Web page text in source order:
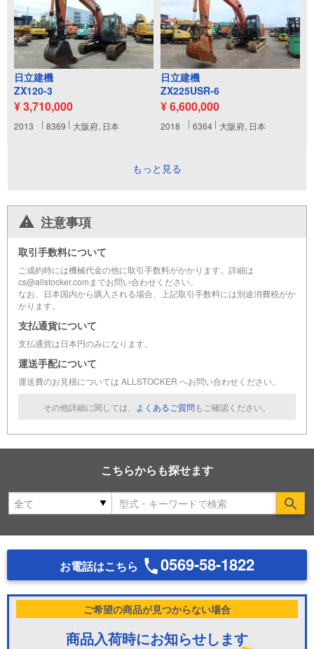
日立建機
ZX120-3
¥ 3,710,000
2013 8369 大阪府, 日本
日立建機
ZX225USR-6
¥ 6,600,000
2018 6364 大阪府, 日本
もっと見る
注意事項
取引手数料について
ご成約時には機械代金の他に取引手数料がかかります。詳細は
cs@allstocker.comまでお問い合わせください。
なお、日本国内から購入される場合、上記取引手数料には別途消費税がか
かります。
支払通貨について
支払通貨は日本円のみになります。
運送手配について
運送費のお見積については ALLSTOCKER へお問い合わせください。
その他詳細に関しては、 よくあるご質問もご確認ください。
こちらからも探せます
お電話はこちら 0569-58-1822
ご希望の商品が見つからない場合
商品入荷時にお知らせします